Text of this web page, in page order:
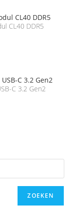
CL40 DDR5
C 3.2 Gen2
ZOEKEN